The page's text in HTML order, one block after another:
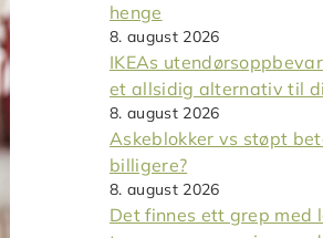
henge
8. august 2026
IKEAs
et allsidig alternativ til
8. august 2026
Askeblokker vs støpt
billigere?
8. august 2026
Det finnes ett grep med